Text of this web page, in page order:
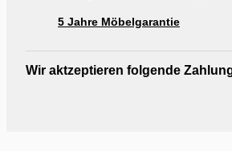
5 Jahre Möbelgarantie
Wir aktzeptieren folgende